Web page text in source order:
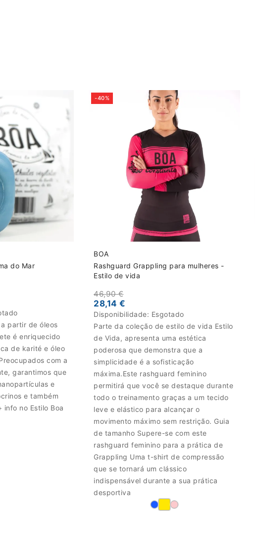
do Mar
partir de óleos
é enriquecido
de karité e óleo
com a
garantimos que
e
e também
info no Estilo Boa
-40%
BOA
Rashguard Grappling para mulheres -
Estilo de vida
46,90 €
28,14 €
Disponibilidade: Esgotado
Parte da coleção de estilo de vida Estilo
de Vida, apresenta uma estética
poderosa que demonstra que a
simplicidade é a sofisticação
máxima.Este rashguard feminino
permitirá que você se destaque durante
todo o treinamento graças a um tecido
leve e elástico para alcançar o
movimento máximo sem restrição. Guia
de tamanho Supere-se com este
rashguard feminino para a prática de
Grappling Uma t-shirt de compressão
que se tornará um clássico
indispensável durante a sua prática
desportiva